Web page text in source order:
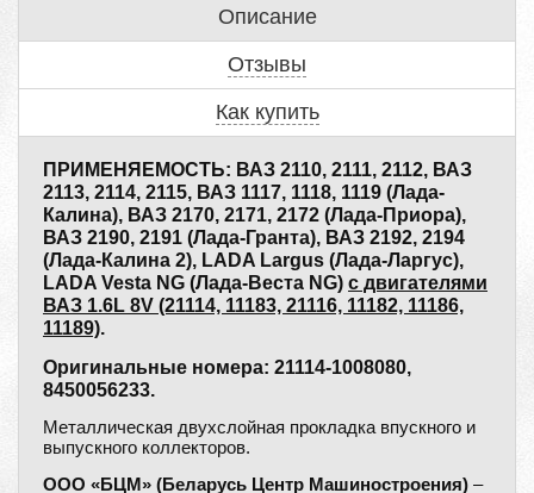
Описание
Отзывы
Как купить
ПРИМЕНЯЕМОСТЬ: ВАЗ 2110, 2111, 2112, ВАЗ
2113, 2114, 2115, ВАЗ 1117, 1118, 1119 (Лада-
Калина), ВАЗ 2170, 2171, 2172 (Лада-Приора),
ВАЗ 2190, 2191 (Лада-Гранта), ВАЗ 2192, 2194
(Лада-Калина 2), LADA Largus (Лада-Ларгус),
LADA Vesta NG (Лада-Веста NG) с двигателями
ВАЗ 1.6L 8V (21114, 11183, 21116, 11182, 11186,
11189).
Оригинальные номера: 21114-1008080,
8450056233.
Металлическая двухслойная прокладка впускного и
выпускного коллекторов.
ООО «БЦМ» (Беларусь Центр Машиностроения) –